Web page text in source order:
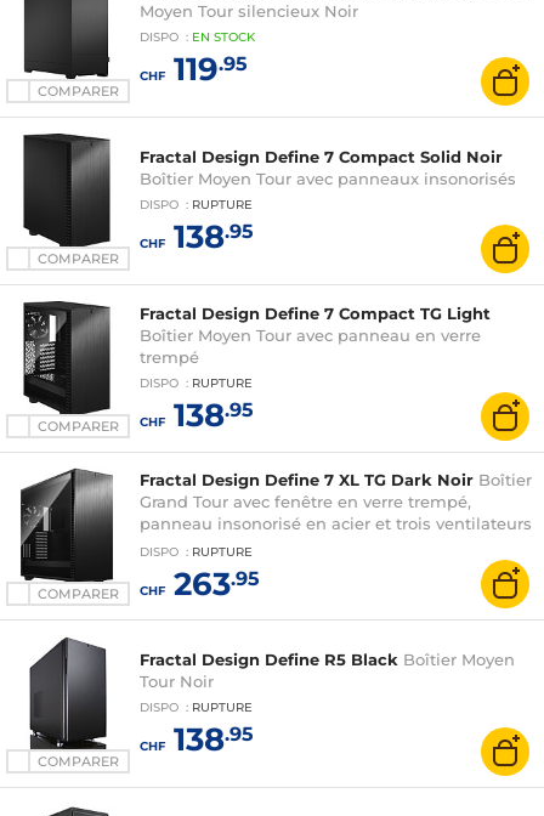
COMPARER
Moyen Tour silencieux Noir
DISPO : EN STOCK
CHF119.95
COMPARER
Fractal Design Define 7 Compact Solid Noir
Boîtier Moyen Tour avec panneaux insonorisés
DISPO : RUPTURE
CHF138.95
COMPARER
Fractal Design Define 7 Compact TG Light
Boîtier Moyen Tour avec panneau en verre
trempé
DISPO : RUPTURE
CHF138.95
COMPARER
Fractal Design Define 7 XL TG Dark Noir Boîtier
Grand Tour avec fenêtre en verre trempé,
panneau insonorisé en acier et trois ventilateurs
140 mm
DISPO : RUPTURE
CHF263.95
COMPARER
Fractal Design Define R5 Black Boîtier Moyen
Tour Noir
DISPO : RUPTURE
CHF138.95